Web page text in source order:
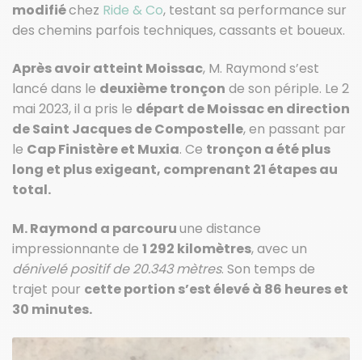
modifiéchez Ride & Co, testant sa performance sur
des chemins parfois techniques, cassants et boueux.
Après avoir atteint Moissac, M. Raymond s’est
lancé dans le deuxième tronçon de son périple. Le 2
mai 2023, il a pris le départ de Moissac en direction
de Saint Jacques de Compostelle, en passant par
le Cap Finistère et Muxia. Ce tronçon a été plus
long et plus exigeant, comprenant 21 étapes au
total.
M. Raymond a parcouruune distance
impressionnante de 1 292 kilomètres, avec un
dénivelé positif de 20.343 mètres. Son temps de
trajet pour cette portion s’est élevé à 86 heures et
30 minutes.